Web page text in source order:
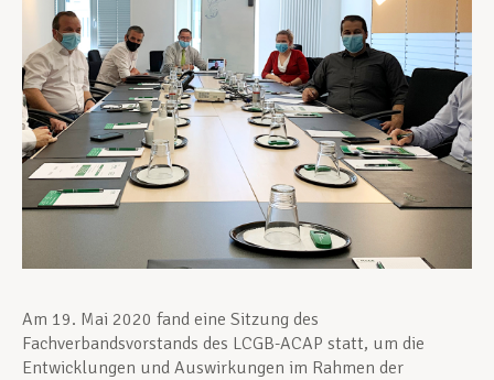
Berufliche Weiterentwicklung
Mitglied werden
Am 19. Mai 2020 fand eine Sitzung des
Fachverbandsvorstands des LCGB-ACAP statt, um die
Entwicklungen und Auswirkungen im Rahmen der